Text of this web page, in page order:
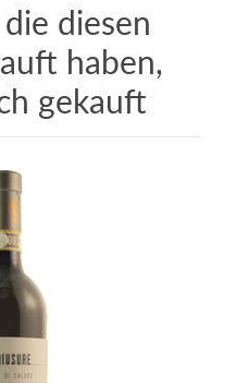
diesen
haben,
gekauft